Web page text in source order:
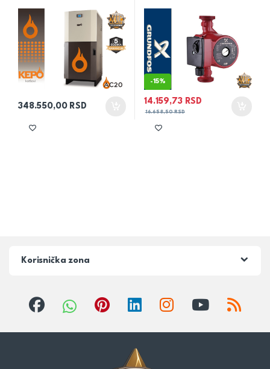
348.550,00 RSD
-15%
14.159,73 RSD
16.658,50RSD
Korisnička zona